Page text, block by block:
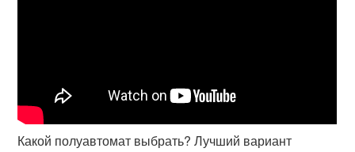
Какой полуавтомат выбрать? Лучший вариант